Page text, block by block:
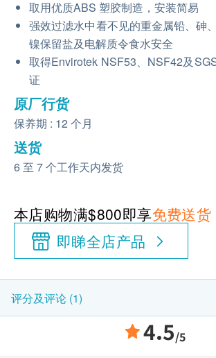
取用优质ABS 塑胶制造，安装简易
强效过滤水中看不见的重金属铅、砷
镍保留盐及电解质令食水安全
取得Envirotek NSF53、NSF42及
证
原厂行货
保养期 : 12 个月
送货
6 至 7 个工作天内发货
本店购物满$800即享免费送货
即睇全店产品
评分及评论 (1)
4.5/5